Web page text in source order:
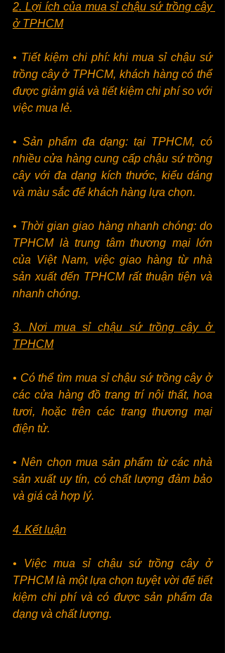
2. Lợi ích của mua sỉ chậu sứ trồng cây
ở TPHCM
• Tiết kiệm chi phí: khi mua sỉ chậu sứ
trồng cây ở TPHCM, khách hàng có thể
được giảm giá và tiết kiệm chi phí so với
việc mua lẻ.
• Sản phẩm đa dạng: tại TPHCM, có
nhiều cửa hàng cung cấp chậu sứ trồng
cây với đa dạng kích thước, kiểu dáng
và màu sắc để khách hàng lựa chọn.
• Thời gian giao hàng nhanh chóng: do
TPHCM là trung tâm thương mại lớn
của Việt Nam, việc giao hàng từ nhà
sản xuất đến TPHCM rất thuận tiện và
nhanh chóng.
3. Nơi mua sỉ chậu sứ trồng cây ở
TPHCM
• Có thể tìm mua sỉ chậu sứ trồng cây ở
các cửa hàng đồ trang trí nội thất, hoa
tươi, hoặc trên các trang thương mại
điện tử.
• Nên chọn mua sản phẩm từ các nhà
sản xuất uy tín, có chất lượng đảm bảo
và giá cả hợp lý.
4. Kết luận
• Việc mua sỉ chậu sứ trồng cây ở
TPHCM là một lựa chọn tuyệt vời để tiết
kiệm chi phí và có được sản phẩm đa
dạng và chất lượng.